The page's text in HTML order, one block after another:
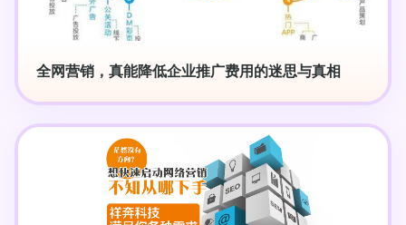
全网营销，真能降低企业推广费用的迷思与真相